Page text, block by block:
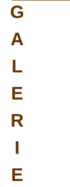
G
A
L
E
R
I
E